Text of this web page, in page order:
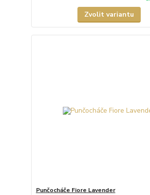
Zvolit variantu
Punčocháče Fiore Lavender